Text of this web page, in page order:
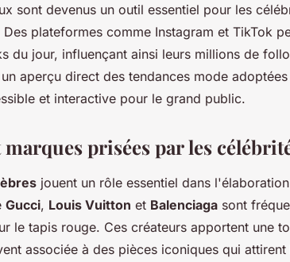
sont devenus un outil essentiel pour les
Des plateformes comme Instagram et TikTok
du jour, influençant ainsi leurs millions de
aperçu direct des tendances mode
et interactive pour le grand public.
prisées par les
jouent un rôle essentiel dans
Gucci, Louis Vuitton et Balenciaga sont
le tapis rouge. Ces créateurs apportent une
associée à des pièces iconiques qui